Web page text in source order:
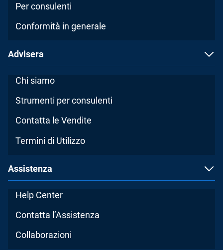
Per consulenti
Conformità in generale
Advisera
Chi siamo
Strumenti per consulenti
Contatta le Vendite
Termini di Utilizzo
Assistenza
Help Center
Contatta l’Assistenza
Collaborazioni